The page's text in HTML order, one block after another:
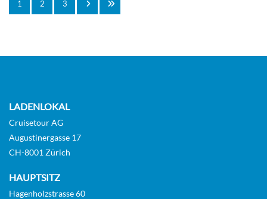
1 2 3
LADENLOKAL
Cruisetour AG
Augustinergasse 17
CH-8001 Zürich
HAUPTSITZ
Hagenholzstrasse 60